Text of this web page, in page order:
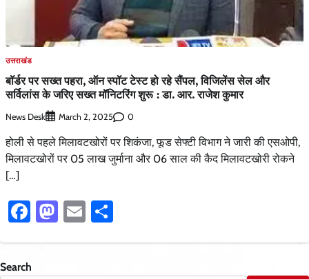
उत्तराखंड
बॉर्डर पर सख्त पहरा, ऑन स्पॉट टेस्ट हो रहे सैंपल, विजिलेंस सेल और
सर्विलांस के जरिए सख्त मॉनिटरिंग शुरू : डा. आर. राजेश कुमार
News Desk March 2, 2025 0
होली से पहले मिलावटखोरों पर शिकंजा, फूड सेफ्टी विभाग ने जारी की एसओपी,
मिलावटखोरों पर 05 लाख जुर्माना और 06 साल की कैद मिलावटखोरी रोकने
[…]
Facebook
Mastodon
Email
Search